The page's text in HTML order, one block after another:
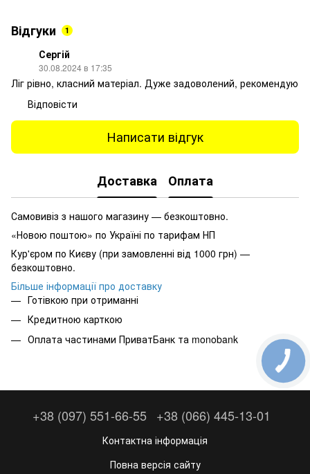
Відгуки 1
Сергій
30.08.2024 в 17:35
Ліг рівно, класний матеріал. Дуже задоволений, рекомендую
Відповісти
Написати відгук
Доставка Оплата
Самовивіз з нашого магазину — безкоштовно.
«Новою поштою» по Україні по тарифам НП
Кур'єром по Києву (при замовленні від 1000 грн) —
безкоштовно.
Більше інформації про доставку
Готівкою при отриманні
Кредитною карткою
Оплата частинами ПриватБанк та monobank
+38 (097) 551-66-55 +38 (066) 445-13-01
Контактна інформація
Повна версія сайту